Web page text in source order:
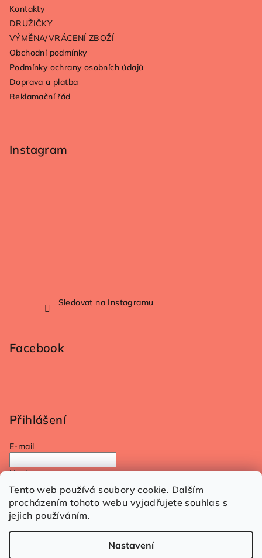
Tento web používá soubory cookie. Dalším
procházením tohoto webu vyjadřujete souhlas s
jejich používáním.
Nastavení
Kontakty
DRUŽIČKY
VÝMĚNA/VRÁCENÍ ZBOŽÍ
Obchodní podmínky
Podmínky ochrany osobních údajů
Doprava a platba
Reklamační řád
Instagram
Sledovat na Instagramu
Facebook
Přihlášení
E-mail
Heslo
Přihlásit se
Nová registraceZapomenuté heslo